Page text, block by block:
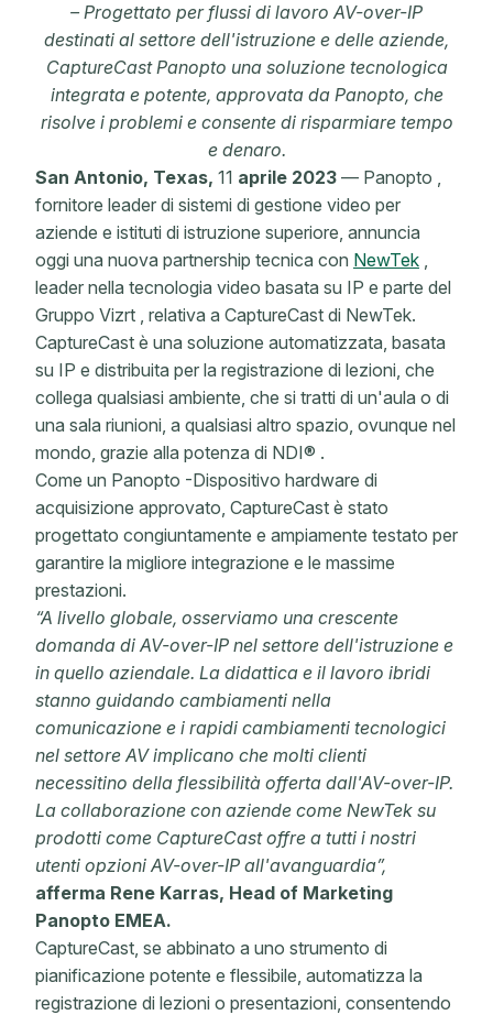
– Progettato per flussi di lavoro AV-over-IP
destinati al settore dell'istruzione e delle aziende,
CaptureCast Panopto una soluzione tecnologica
integrata e potente, approvata da Panopto, che
risolve i problemi e consente di risparmiare tempo
e denaro.
San Antonio, Texas, 11 aprile 2023 — Panopto ,
fornitore leader di sistemi di gestione video per
aziende e istituti di istruzione superiore, annuncia
oggi una nuova partnership tecnica con NewTek ,
leader nella tecnologia video basata su IP e parte del
Gruppo Vizrt , relativa a CaptureCast di NewTek.
CaptureCast è una soluzione automatizzata, basata
su IP e distribuita per la registrazione di lezioni, che
collega qualsiasi ambiente, che si tratti di un'aula o di
una sala riunioni, a qualsiasi altro spazio, ovunque nel
mondo, grazie alla potenza di NDI® .
Come un Panopto -Dispositivo hardware di
acquisizione approvato, CaptureCast è stato
progettato congiuntamente e ampiamente testato per
garantire la migliore integrazione e le massime
prestazioni.
“A livello globale, osserviamo una crescente
domanda di AV-over-IP nel settore dell'istruzione e
in quello aziendale. La didattica e il lavoro ibridi
stanno guidando cambiamenti nella
comunicazione e i rapidi cambiamenti tecnologici
nel settore AV implicano che molti clienti
necessitino della flessibilità offerta dall'AV-over-IP.
La collaborazione con aziende come NewTek su
prodotti come CaptureCast offre a tutti i nostri
utenti opzioni AV-over-IP all'avanguardia”,
afferma Rene Karras, Head of Marketing
Panopto EMEA.
CaptureCast, se abbinato a uno strumento di
pianificazione potente e flessibile, automatizza la
registrazione di lezioni o presentazioni, consentendo